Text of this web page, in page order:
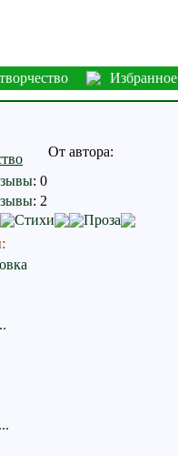
Избранное
От автора:
: 0
: 2
Стихи Проза